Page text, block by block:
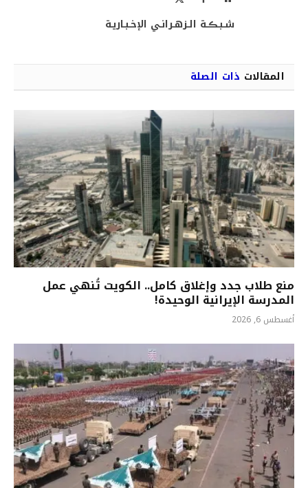
شـبـڪـة الـزهـرانـي الإخـبـاريـة
المقالات ذات الصلة
منع طلاب جدد وإغلاق كامل.. الكويت تُنهي عمل
المدرسة الإيرانية الوحيدة!
أغسطس 6, 2026